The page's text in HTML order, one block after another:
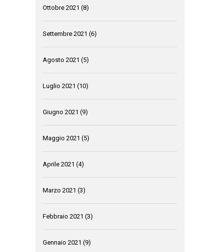
Ottobre 2021 (8)
Settembre 2021 (6)
Agosto 2021 (5)
Luglio 2021 (10)
Giugno 2021 (9)
Maggio 2021 (5)
Aprile 2021 (4)
Marzo 2021 (3)
Febbraio 2021 (3)
Gennaio 2021 (9)